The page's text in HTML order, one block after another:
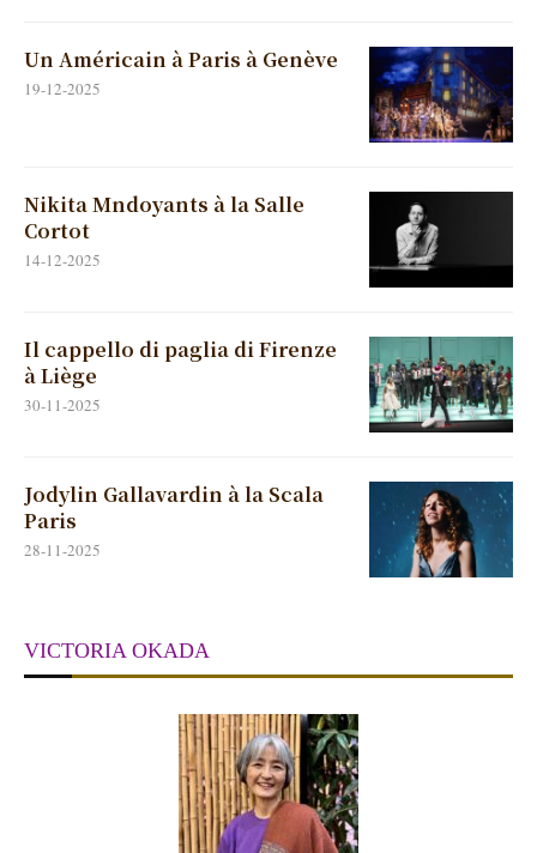
Un Américain à Paris à Genève
19-12-2025
Nikita Mndoyants à la Salle
Cortot
14-12-2025
Il cappello di paglia di Firenze
à Liège
30-11-2025
Jodylin Gallavardin à la Scala
Paris
28-11-2025
VICTORIA OKADA